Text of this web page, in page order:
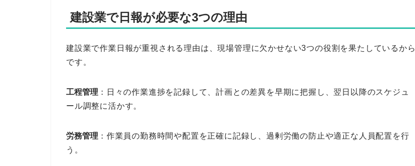
建設業で日報が必要な3つの理由
建設業で作業日報が重視される理由は、現場管理に欠かせない3つの役割を果たしているから
です。
工程管理 ：日々の作業進捗を記録して、計画との差異を早期に把握し、翌日以降のスケジュ
ール調整に活かす。
労務管理 ：作業員の勤務時間や配置を正確に記録し、過剰労働の防止や適正な人員配置を行
う。